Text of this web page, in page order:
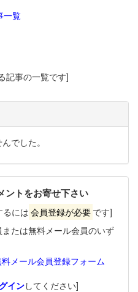
一覧
記事の一覧です]
でした。
ントをお寄せ下さい
るには 会員登録が必要 です]
たは無料メール会員のいず
メール会員登録フォーム
インしてください]